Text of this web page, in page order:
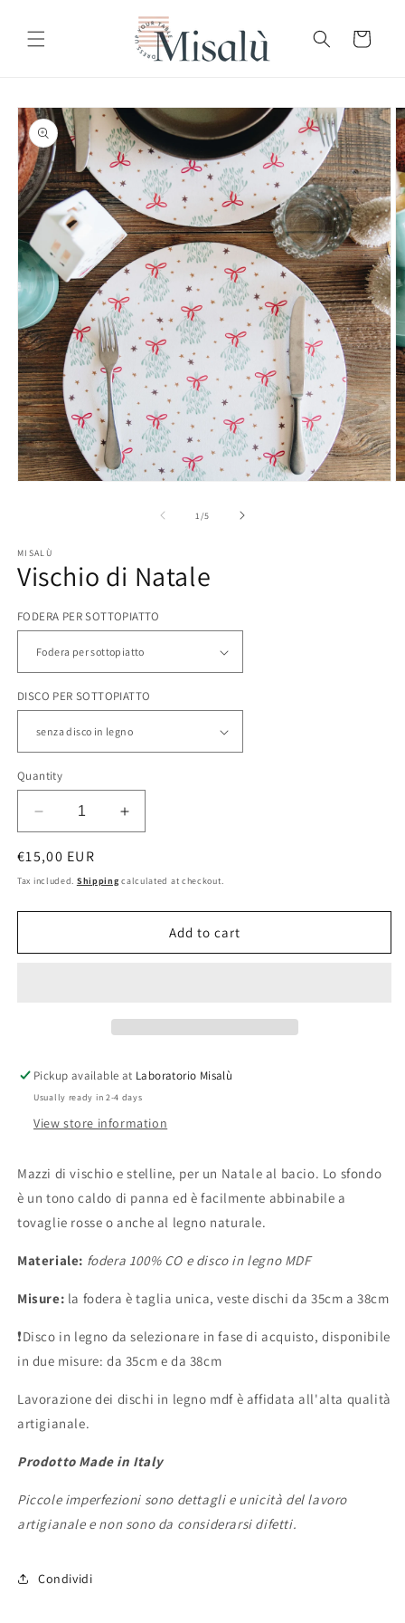
content
Cart
Skip to
product
information
1 /of
5
MISALÙ
Vischio di Natale
FODERA PER SOTTOPIATTO
DISCO PER SOTTOPIATTO
Quantity
Decrease
quantity
for
Vischio
Natale
Increase
quantity
Vischio
Natale
Regular
price
€15,00 EUR
Tax included. Shipping calculated at checkout.
Add to cart
Pickup available at Laboratorio Misalù
Usually ready in 2-4 days
View store information
Mazzi di vischio e stelline, per un Natale al bacio. Lo sfondo
è un tono caldo di panna ed è facilmente abbinabile a
tovaglie rosse o anche al legno naturale.
Materiale: fodera 100% CO e disco in legno MDF
Misure: la fodera è taglia unica,veste dischi da 35cm a 38cm
❗️Disco in legno da selezionare in fase di acquisto, disponibile
in due misure: da 35cm e da 38cm
Lavorazione dei dischi in legno mdf è affidata all'alta qualità
artigianale.
Prodotto Made in Italy
Piccole imperfezioni sono dettagli e unicità del lavoro
artigianale e non sono da considerarsi difetti.
Condividi